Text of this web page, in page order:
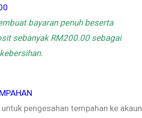
bayaran penuh beserta
sebanyak RM200.00 sebagai
pengesahan tempahan ke akaun